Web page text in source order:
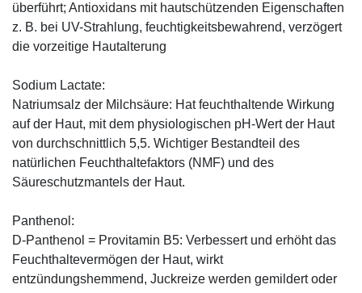
überführt; Antioxidans mit hautschützenden Eigenschaften
z. B. bei UV-Strahlung, feuchtigkeitsbewahrend, verzögert
die vorzeitige Hautalterung
Sodium Lactate:
Natriumsalz der Milchsäure: Hat feuchthaltende Wirkung
auf der Haut, mit dem physiologischen pH-Wert der Haut
von durchschnittlich 5,5. Wichtiger Bestandteil des
natürlichen Feuchthaltefaktors (NMF) und des
Säureschutzmantels der Haut.
Panthenol:
D-Panthenol = Provitamin B5: Verbessert und erhöht das
Feuchthaltevermögen der Haut, wirkt
entzündungshemmend, Juckreize werden gemildert oder